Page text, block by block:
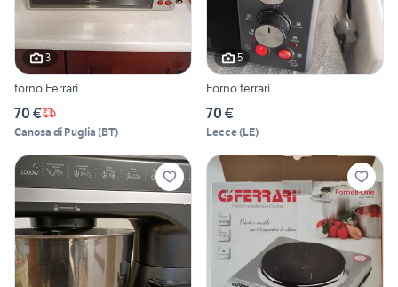
3
forno Ferrari
70 €
Canosa di Puglia (BT)
5
Forno ferrari
70 €
Lecce(LE)